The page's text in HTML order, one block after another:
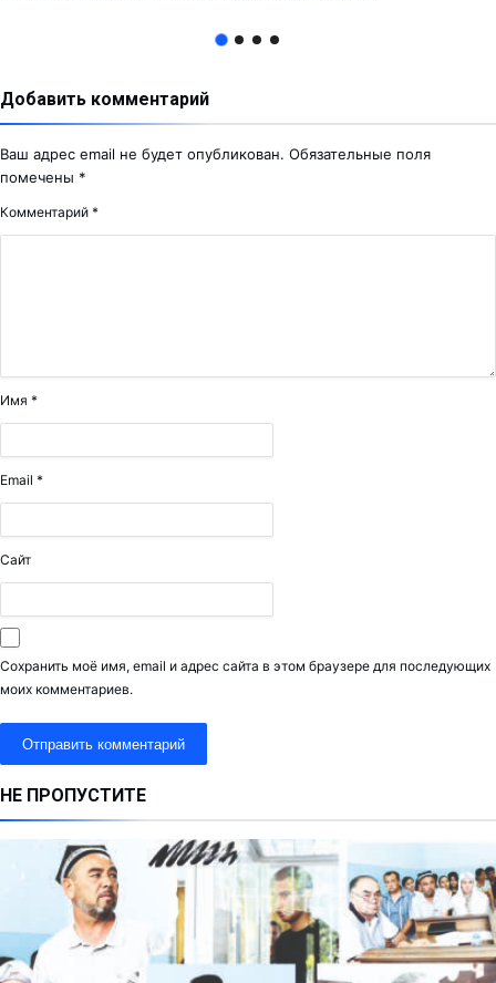
Добавить комментарий
Ваш адрес email не будет опубликован. Обязательные поля
помечены *
Комментарий *
Имя *
Email *
Сайт
Сохранить моё имя, email и адрес сайта в этом браузере для последующих
моих комментариев.
НЕ ПРОПУСТИТЕ